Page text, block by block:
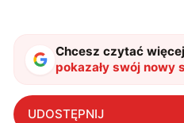
Chcesz czytać
pokazały swój nowy
spiskowa miała
dzisiejszą
UDOSTĘPNIJ